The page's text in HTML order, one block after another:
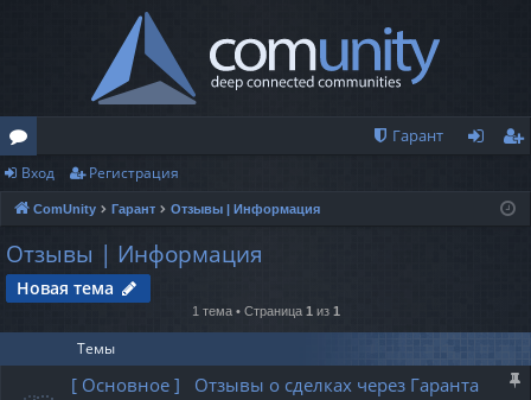
о
ру
м
ы
Гарант
ис
ия
Вход Регистрация
ComUnity Гарант Отзывы | Информация
Отзывы | Информация
Новая тема
1 тема • Страница 1 из 1
Темы
[ Основное ] Отзывы о сделках через Гаранта